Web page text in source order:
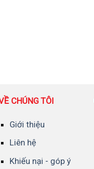
CHÚNG TÔI
Giới thiệu
Liên hệ
Khiếu nại - góp ý